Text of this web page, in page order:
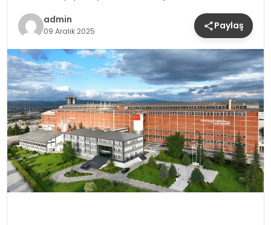
admin
09 Aralık 2025 Paylaş